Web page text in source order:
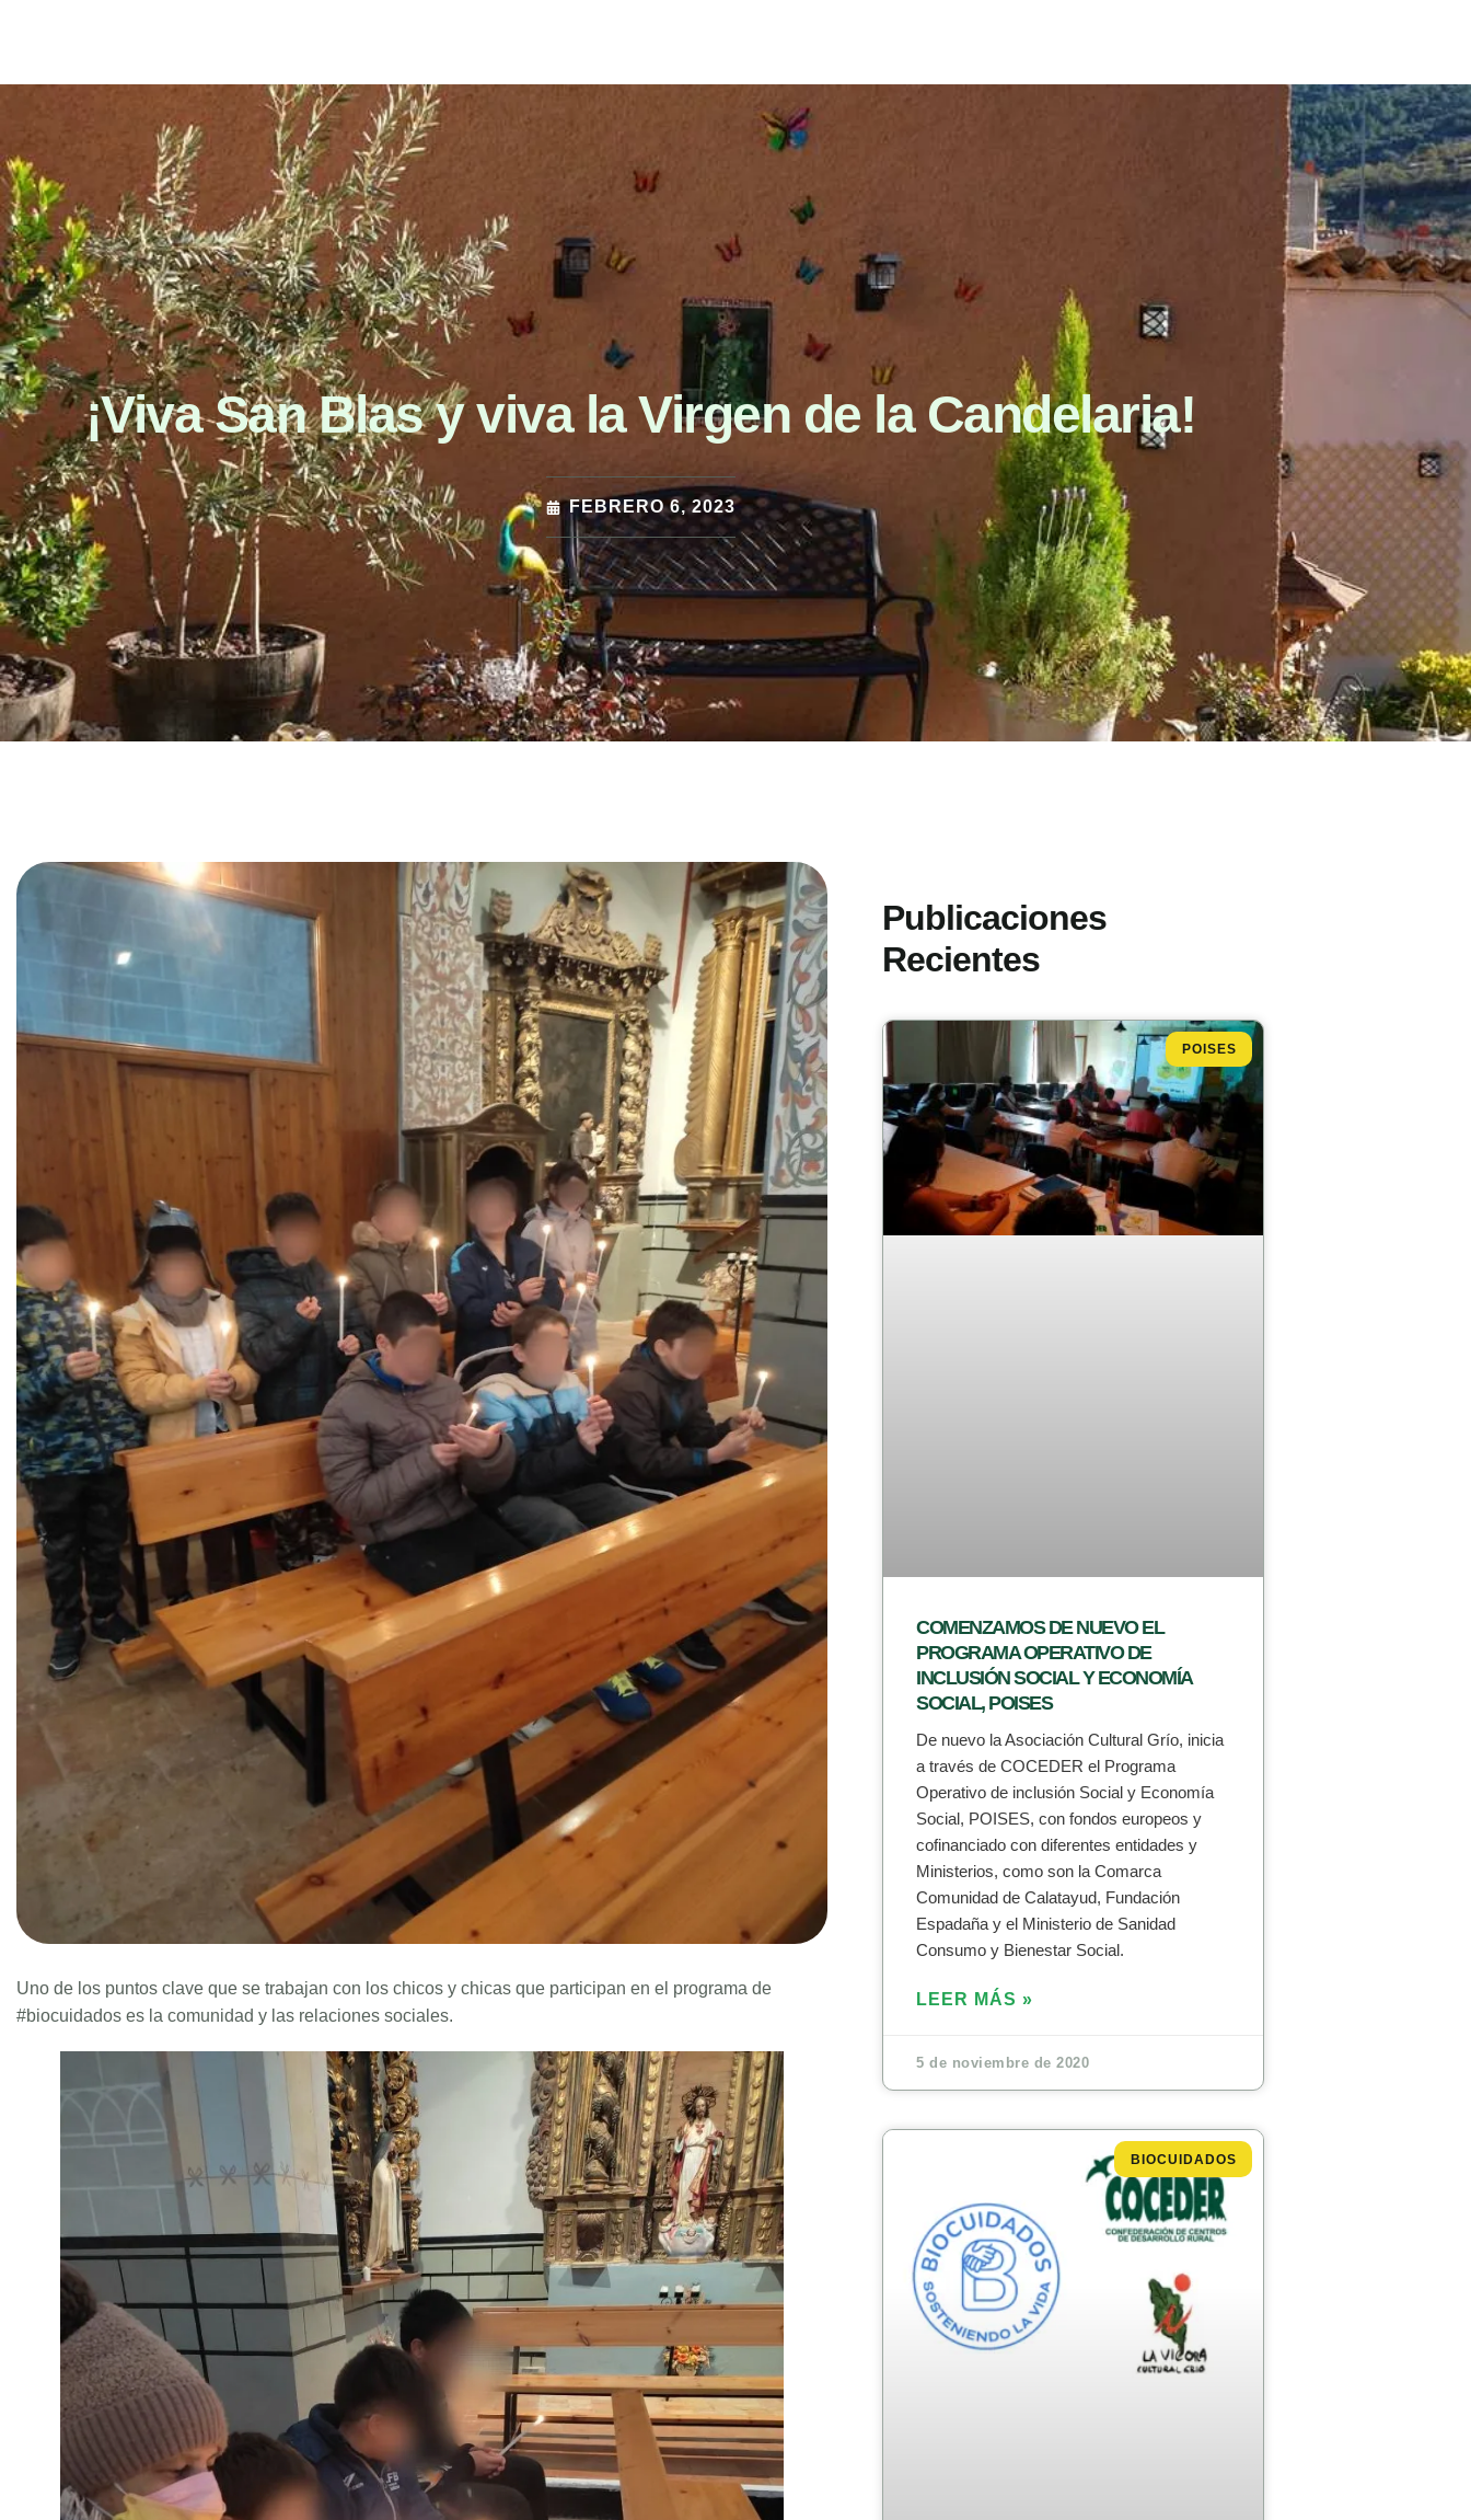
¡Viva San Blas y viva la Virgen de la Candelaria!
FEBRERO 6, 2023
Uno de los puntos clave que se trabajan con los chicos y chicas que participan en el programa de
#biocuidados es la comunidad y las relaciones sociales.
Publicaciones
Recientes
POISES
COMENZAMOS DE NUEVO EL
PROGRAMA OPERATIVO DE
INCLUSIÓN SOCIAL Y ECONOMÍA
SOCIAL, POISES
De nuevo la Asociación Cultural Grío, inicia
a través de COCEDER el Programa
Operativo de inclusión Social y Economía
Social, POISES, con fondos europeos y
cofinanciado con diferentes entidades y
Ministerios, como son la Comarca
Comunidad de Calatayud, Fundación
Espadaña y el Ministerio de Sanidad
Consumo y Bienestar Social.
LEER MÁS »
5 de noviembre de 2020
BIOCUIDADOS